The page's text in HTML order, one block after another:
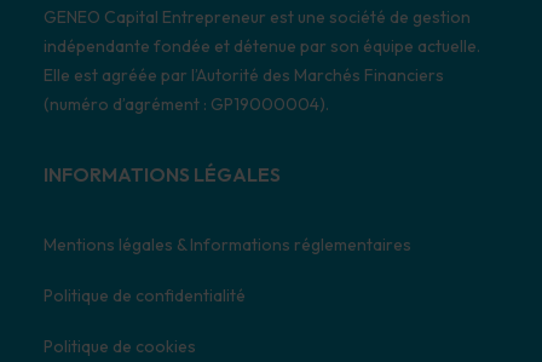
GENEO Capital Entrepreneur est une société de gestion
indépendante fondée et détenue par son équipe actuelle.
Elle est agréée par l’Autorité des Marchés Financiers
(numéro d’agrément : GP19000004).
INFORMATIONS LÉGALES
Mentions légales & Informations réglementaires
Politique de confidentialité
Politique de cookies